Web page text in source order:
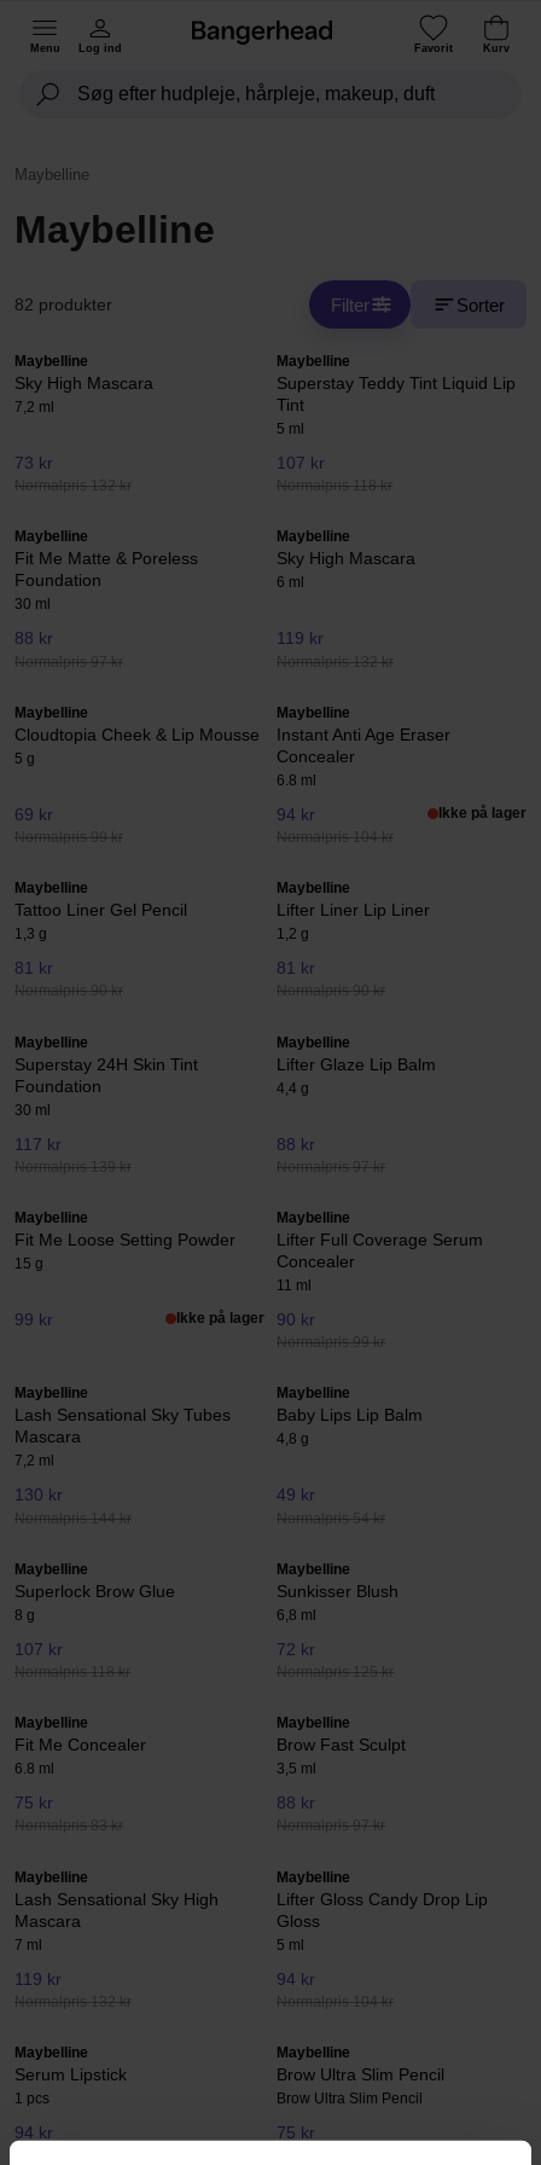
Menu Log ind Favorit Kurv
Maybelline
Maybelline
82 produkter Filter Sorter
Maybelline
Sky High Mascara
7,2 ml
73 kr
Normalpris 132 kr
Maybelline
Superstay Teddy Tint Liquid Lip
Tint
5 ml
107 kr
Normalpris 118 kr
Maybelline
Fit Me Matte & Poreless
Foundation
30 ml
88 kr
Normalpris 97 kr
Maybelline
Sky High Mascara
6 ml
119 kr
Normalpris 132 kr
Maybelline
Cloudtopia Cheek & Lip Mousse
5 g
69 kr
Normalpris 99 kr
Maybelline
Instant Anti Age Eraser
Concealer
6.8 ml
94 kr
Normalpris 104 kr
Ikke på lager
Maybelline
Tattoo Liner Gel Pencil
1,3 g
81 kr
Normalpris 90 kr
Maybelline
Lifter Liner Lip Liner
1,2 g
81 kr
Normalpris 90 kr
Maybelline
Superstay 24H Skin Tint
Foundation
30 ml
117 kr
Normalpris 139 kr
Maybelline
Lifter Glaze Lip Balm
4,4 g
88 kr
Normalpris 97 kr
Maybelline
Fit Me Loose Setting Powder
15 g
99 kr Ikke på lager
Maybelline
Lifter Full Coverage Serum
Concealer
11 ml
90 kr
Normalpris 99 kr
Maybelline
Lash Sensational Sky Tubes
Mascara
7,2 ml
130 kr
Normalpris 144 kr
Maybelline
Baby Lips Lip Balm
4,8 g
49 kr
Normalpris 54 kr
Maybelline
Superlock Brow Glue
8 g
107 kr
Normalpris 118 kr
Maybelline
Sunkisser Blush
6,8 ml
72 kr
Normalpris 125 kr
Maybelline
Fit Me Concealer
6.8 ml
75 kr
Normalpris 83 kr
Maybelline
Brow Fast Sculpt
3,5 ml
88 kr
Normalpris 97 kr
Maybelline
Lash Sensational Sky High
Mascara
7 ml
119 kr
Normalpris 132 kr
Maybelline
Lifter Gloss Candy Drop Lip
Gloss
5 ml
94 kr
Normalpris 104 kr
Maybelline
Serum Lipstick
1 pcs
94 kr
Maybelline
Brow Ultra Slim Pencil
Brow Ultra Slim Pencil
75 kr